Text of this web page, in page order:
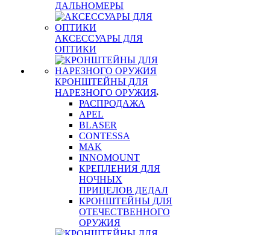
ДАЛЬНОМЕРЫ
АКСЕССУАРЫ ДЛЯ
ОПТИКИ
КРОНШТЕЙНЫ ДЛЯ
НАРЕЗНОГО ОРУЖИЯ
РАСПРОДАЖА
APEL
BLASER
CONTESSA
MAK
INNOMOUNT
КРЕПЛЕНИЯ ДЛЯ
НОЧНЫХ
ПРИЦЕЛОВ ДЕДАЛ
КРОНШТЕЙНЫ ДЛЯ
ОТЕЧЕСТВЕННОГО
ОРУЖИЯ